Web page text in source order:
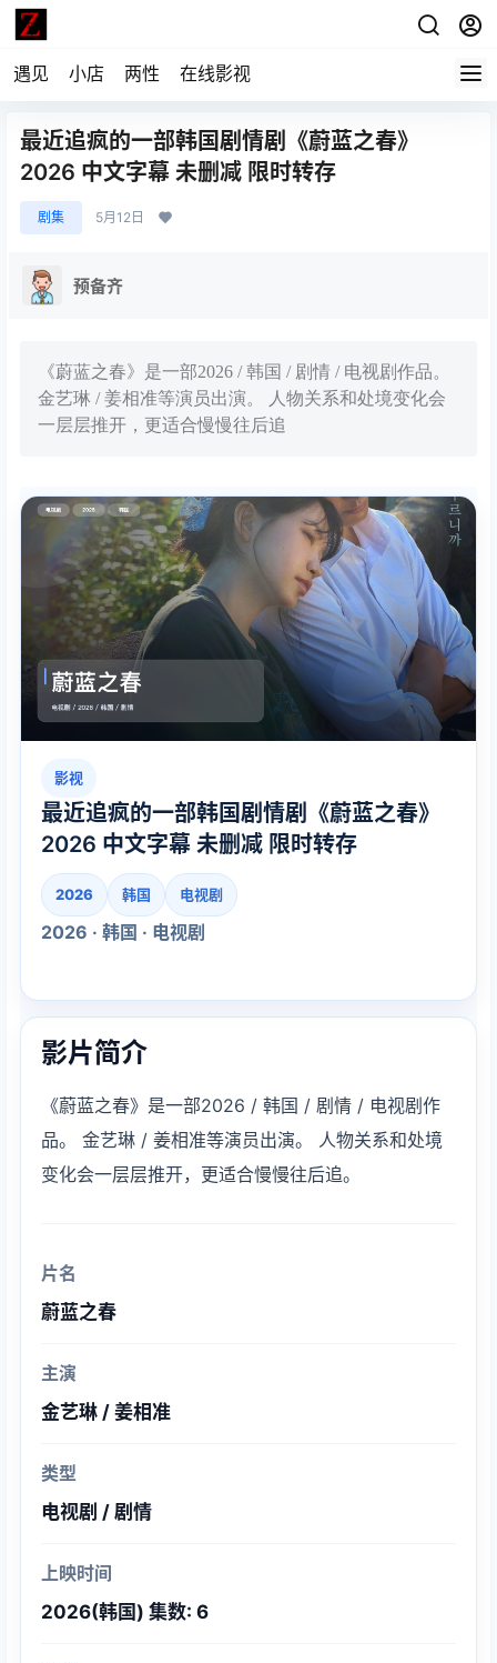
遇见 小店 两性 在线影视
最近追疯的一部韩国剧情剧《蔚蓝之春》
2026 中文字幕 未删减 限时转存
剧集 5月12日
预备齐
《蔚蓝之春》是一部2026 / 韩国 / 剧情 / 电视剧作品。
金艺琳 / 姜相准等演员出演。 人物关系和处境变化会
一层层推开，更适合慢慢往后追
影视
最近追疯的一部韩国剧情剧《蔚蓝之春》
2026 中文字幕 未删减 限时转存
2026 韩国 电视剧
2026 · 韩国 · 电视剧
影片简介
《蔚蓝之春》是一部2026 / 韩国 / 剧情 / 电视剧作
品。 金艺琳 / 姜相准等演员出演。 人物关系和处境
变化会一层层推开，更适合慢慢往后追。
片名
蔚蓝之春
主演
金艺琳 / 姜相准
类型
电视剧 / 剧情
上映时间
2026(韩国) 集数: 6